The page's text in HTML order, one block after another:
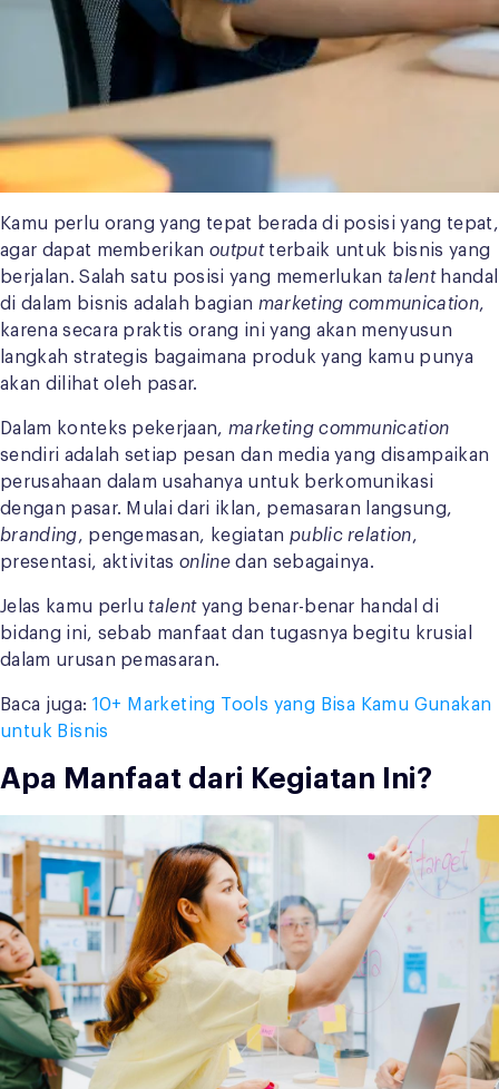
Kamu perlu orang yang tepat berada di posisi yang tepat,
agar dapat memberikanoutputterbaik untuk bisnis yang
berjalan. Salah satu posisi yang memerlukan talenthandal
di dalam bisnis adalah bagian marketing communication,
karena secara praktis orang ini yang akan menyusun
langkah strategis bagaimana produk yang kamu punya
akan dilihat oleh pasar.
Dalam konteks pekerjaan, marketing communication
sendiri adalah setiap pesan dan media yang disampaikan
perusahaan dalam usahanya untuk berkomunikasi
dengan pasar. Mulai dari iklan, pemasaran langsung,
branding, pengemasan, kegiatan public relation,
presentasi, aktivitasonlinedan sebagainya.
Jelas kamu perlu talentyang benar-benar handal di
bidang ini, sebab manfaat dan tugasnya begitu krusial
dalam urusan pemasaran.
Baca juga: 10+ Marketing Tools yang Bisa Kamu Gunakan
untuk Bisnis
Apa Manfaat dari Kegiatan Ini?